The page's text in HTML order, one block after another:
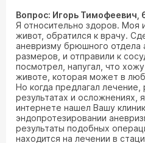
Вопрос: Игорь Тимофеевич,
Я относительно здоров. Моя
живот, обратился к врачу.
аневризму брюшного отдела
размеров, и отправили к
посмотрел, напугал, что
животе, которая может в
Но когда предлагал
результатах и осложнениях,
интернете нашел Вашу
эндопротезировании
результаты подобных
находится на лечении в